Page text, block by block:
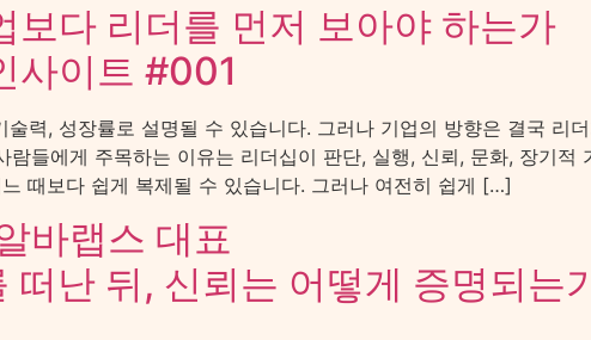
보다 리더를 먼저 보아야 하는가
사이트 #001
술력, 성장률로 설명될 수 있습니다. 그러나 기업의 방향은 결국 리
람들에게 주목하는 이유는 리더십이 판단, 실행, 신뢰, 문화, 장기
때보다 쉽게 복제될 수 있습니다. 그러나 여전히 쉽게 […]
바랩스 대표
떠난 뒤, 신뢰는 어떻게 증명되는